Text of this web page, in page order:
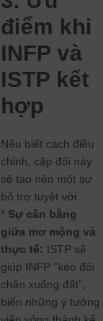
điểm khi
INFP và
ISTP kết
hợp
Nếu biết cách điều
chỉnh, cặp đôi này
sẽ tạo nên một sự
bổ trợ tuyệt vời:
* Sự cân bằng
giữa mơ mộng và
thực tế: ISTP sẽ
giúp INFP “kéo đôi
chân xuống đất”,
biến những ý tưởng